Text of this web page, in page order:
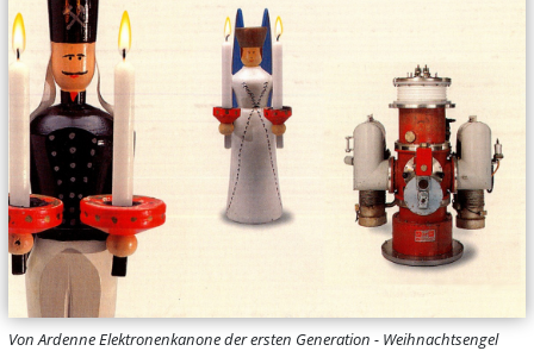
Von Ardenne Elektronenkanone der ersten Generation - Weihnachtsengel